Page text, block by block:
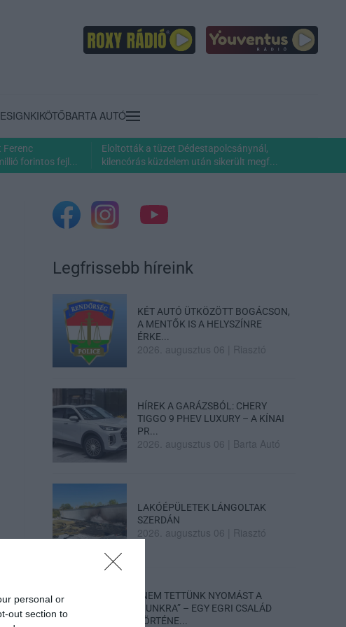
personal or
out section to
KIKÖTŐBARTA AUTÓ
Ferenc
forintos fejl...
Eloltották a tüzet Dédestapolcsánynál,
kilencórás küzdelem után sikerült megf...
Legfrissebb híreink
KÉT AUTÓ ÜTKÖZÖTT BOGÁCSON,
A MENTŐK IS A HELYSZÍNRE
ÉRKE...
2026. augusztus 06 Riasztó
HÍREK A GARÁZSBÓL: CHERY
TIGGO 9 PHEV LUXURY – A KÍNAI
PR...
2026. augusztus 06 Barta Autó
LAKÓÉPÜLETEK LÁNGOLTAK
SZERDÁN
2026. augusztus 06 Riasztó
„NEM TETTÜNK NYOMÁST A
FIUNKRA” – EGY EGRI CSALÁD
TÖRTÉNE...